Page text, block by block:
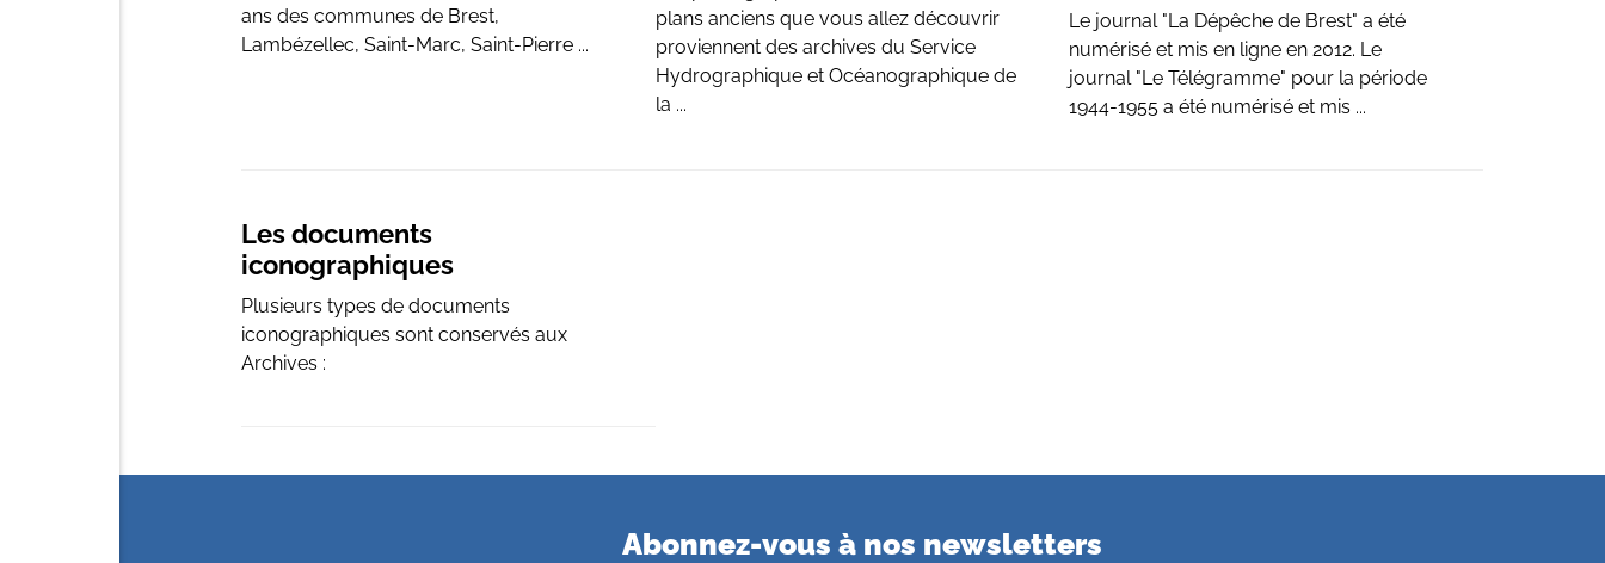
ans des communes de Brest,
Lambézellec, Saint-Marc, Saint-Pierre ...
plans anciens que vous allez découvrir
proviennent des archives du Service
Hydrographique et Océanographique de
la ...
Le journal "La Dépêche de Brest" a été
numérisé et mis en ligne en 2012. Le
journal "Le Télégramme" pour la période
1944-1955 a été numérisé et mis ...
Les documents
iconographiques
Plusieurs types de documents
iconographiques sont conservés aux
Archives :
Abonnez-vous à nos newsletters